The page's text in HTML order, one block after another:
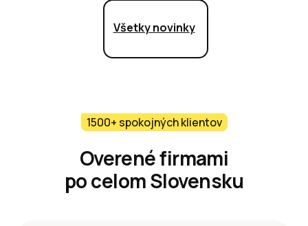
Všetky novinky
1500+ spokojných klientov
Overené firmami
po celom Slovensku